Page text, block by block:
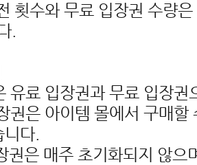
횟수와 무료 입장권 수량
.
유료 입장권과 무료 입장권
권은 아이템 몰에서 구매
니다.
권은 매주 초기화되지 않으